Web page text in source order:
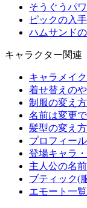
そうぐうパ
ピックの入
ハムサンド
キャラクター関連
キャラメイ
着せ替えの
制服の変え
名前は変更
髪型の変え
プロフィー
登場キャラ
主人公の名
ブティック(
エモート一